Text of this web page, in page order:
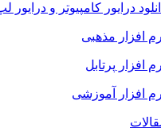
درایور کامپیوتر و درایور لپ تاپ
مذهبی
پرتابل
آموزشی